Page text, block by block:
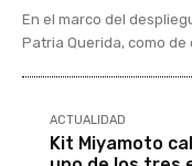
En el marco del
Patria Querida, como de
ACTUALIDAD
Kit Miyamoto